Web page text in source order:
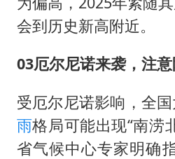
会到历史新高附近。
03厄尔尼诺来袭，注
受厄尔尼诺影响，全
雨格局可能出现“南涝
省气候中心专家明确